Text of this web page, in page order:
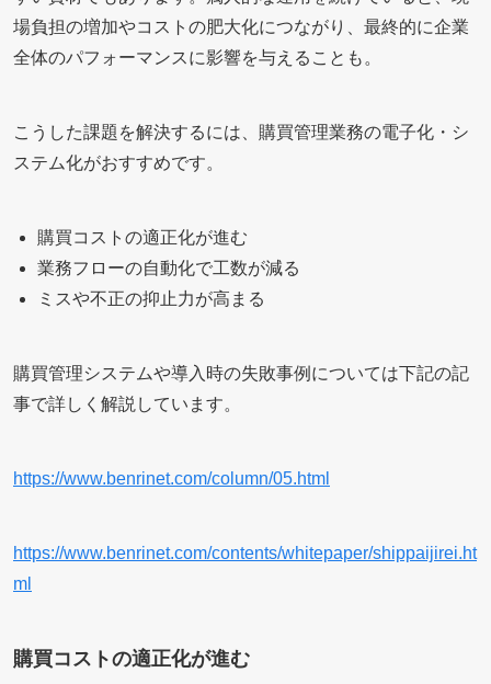
場負担の増加やコストの肥大化につながり、最終的に企業
全体のパフォーマンスに影響を与えることも。
こうした課題を解決するには、購買管理業務の電子化・シ
ステム化がおすすめです。
購買コストの適正化が進む
業務フローの自動化で工数が減る
ミスや不正の抑止力が高まる
購買管理システムや導入時の失敗事例については下記の記
事で詳しく解説しています。
https://www.benrinet.com/column/05.html
https://www.benrinet.com/contents/whitepaper/shippaijirei.ht
ml
購買コストの適正化が進む